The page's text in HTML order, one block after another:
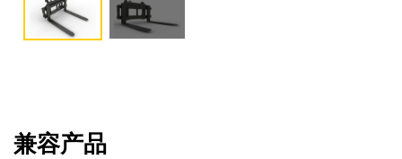
兼容产品